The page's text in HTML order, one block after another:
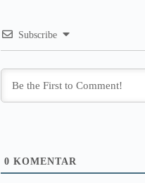
Subscribe
0 KOMENTAR